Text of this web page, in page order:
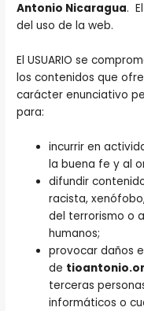
Antonio Nicaragua.
del uso de la web.
El USUARIO se
los contenidos que
carácter enunciativo
para:
incurrir en
la buena fe y al
difundir
racista,
del terrorismo o
humanos;
provocar daños
de
terceras
informáticos o